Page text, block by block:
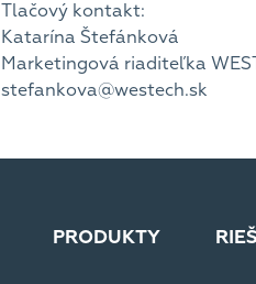
Tlačový kontakt:
Katarína Štefánková
Marketingová riaditeľka
stefankova@westech.sk
PRODUKTY